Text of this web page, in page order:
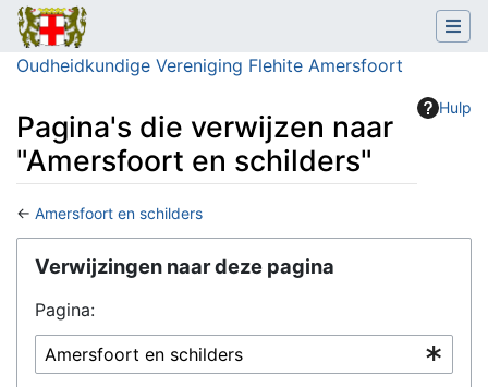
Oudheidkundige Vereniging Flehite Amersfoort
Hulp
Pagina's die verwijzen naar
"Amersfoort en schilders"
← Amersfoort en schilders
Ga naar:navigatie,zoeken
Verwijzingen naar deze pagina
Pagina: